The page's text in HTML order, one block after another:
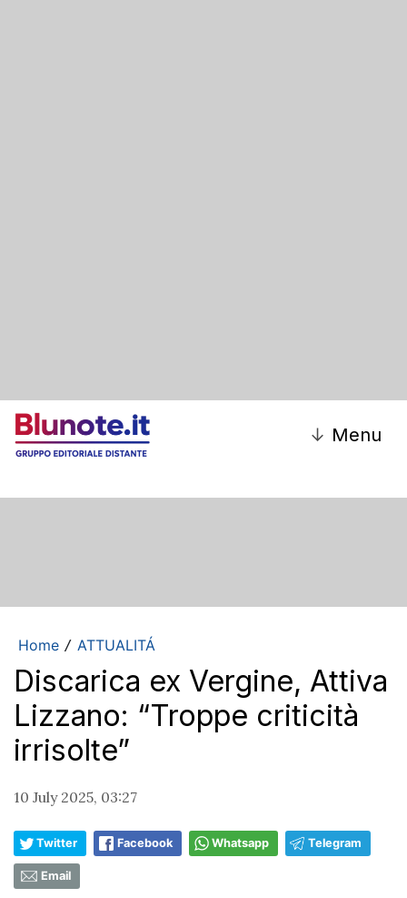
↓ Menu
Home / ATTUALITÁ
Discarica ex Vergine, Attiva
Lizzano: “Troppe criticità
irrisolte”
10 July 2025, 03:27
Twitter Facebook Whatsapp Telegram
Email